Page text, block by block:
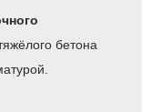
бетона